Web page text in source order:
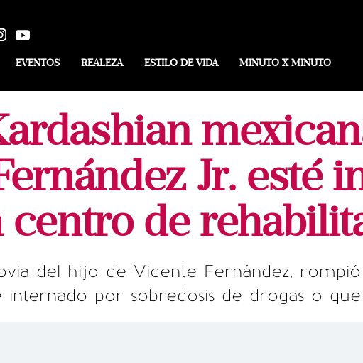
EVENTOS REALEZA ESTILO DE VIDA MINUTO X MINUTO
Jr. esté
centro de
del hijo de Vicente Fernández,
internado por sobredosis de drogas o